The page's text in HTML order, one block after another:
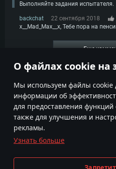
О файлах cookie на
Мы используем файлы cookie
информации об
для предоставления
также для улучшения и
рекламы.
Узнать больше
Выполняйте задания испытателя.
backchat 22 сентября 2018
x__Mad_Max__x, Тебе пора на
Еще